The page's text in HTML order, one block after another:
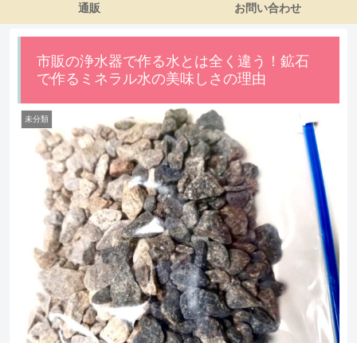
通販 お問い合わせ
市販の浄水器で作る水とは全く違う！鉱石
で作るミネラル水の美味しさの理由
未分類